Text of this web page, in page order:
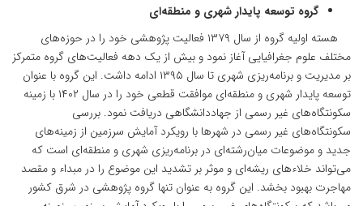
گروه توسعه پایدار شهری و منطقه‌ای
هسته اولیه گروه از سال ۱۳۷۹ فعالیت پژوهشی خود را در حوزه‌های
مختلف علوم جغرافیایی آغاز نمود و بیش از یک دهه فعالیت‌های گروه متمرکز
بر مدیریت و برنامه‌ریزی شهری تا سال ۱۳۹۵ ادامه داشت. این گروه با عنوان
توسعه پایدار شهری و منطقه‌ای موافقت قطعی خود را در سال ۱۴۰۲ با زمینه
سکونتگاه‌های غیر رسمی از جهاددانشگاهی دریافت نمود. بررسی
سکونتگاه‌های غیر رسمی در شهرها با رویکرد آمایش سرزمین از زمینه‌های
جدید و موضوعات میان‌رشته‌ای در برنامه‌ریزی شهری و منطقه‌ای است که
می‌تواند خلاءهای ریشه‌ای و موثر بر تشدید این موضوع را در مبداء و مقصد
مهاجرت بهبود بخشد. این گروه به عنوان تنها گروه پژوهشی در شرق کشور